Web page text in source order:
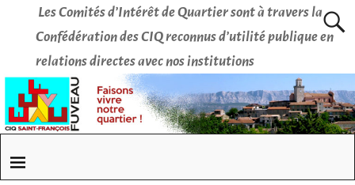
Les Comités d’Intérêt de Quartier sont à travers la
Confédération des CIQ reconnus d’utilité publique en
relations directes avec nos institutions